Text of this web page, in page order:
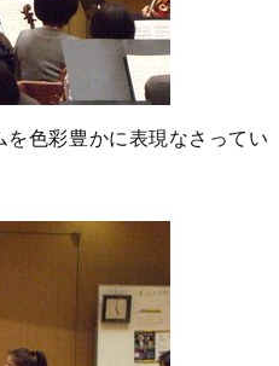
色彩豊かに表現なさってい